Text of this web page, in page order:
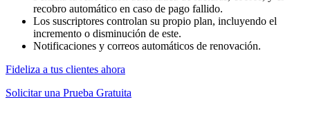
recobro automático en caso de pago fallido.
Los suscriptores controlan su propio plan, incluyendo el
incremento o disminución de este.
Notificaciones y correos automáticos de renovación.
Fideliza a tus clientes ahora
Solicitar una Prueba Gratuita